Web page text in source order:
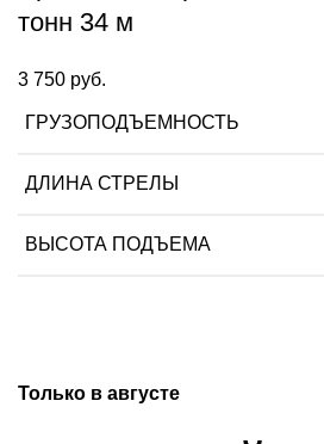
тонн 34 м
3 750 руб.
ГРУЗОПОДЪЕМНОСТЬ
ДЛИНА СТРЕЛЫ
ВЫСОТА ПОДЪЕМА
Только в августе